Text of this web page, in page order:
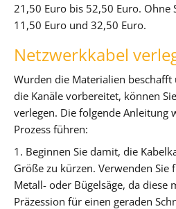
21,50 Euro bis 52,50 Euro. Ohne
11,50 Euro und 32,50 Euro.
Netzwerkkabel
Wurden die Materialien
die Kanäle vorbereitet, können
verlegen. Die folgende Anleitung
Prozess führen:
1. Beginnen Sie damit, die
Größe zu kürzen. Verwenden Sie
Metall- oder Bügelsäge, da diese
Präzession für einen geraden